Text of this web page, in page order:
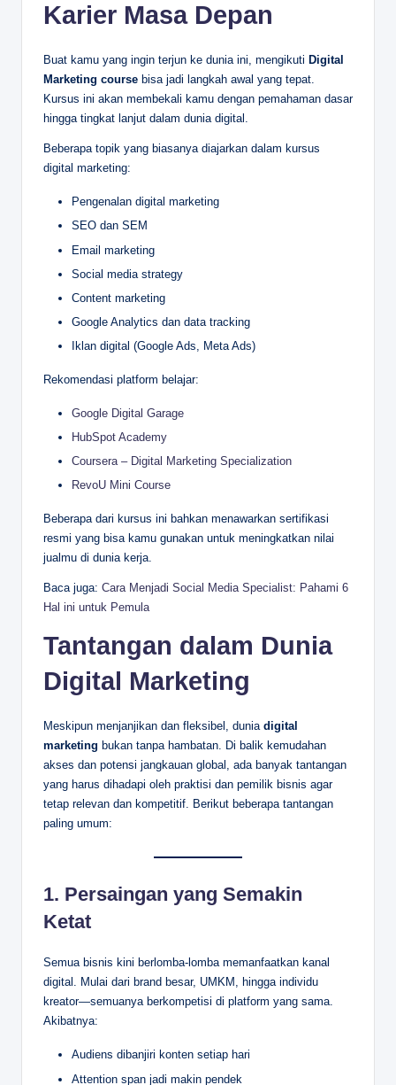
Karier Masa Depan
Buat kamu yang ingin terjun ke dunia ini, mengikuti Digital
Marketing course bisa jadi langkah awal yang tepat.
Kursus ini akan membekali kamu dengan pemahaman dasar
hingga tingkat lanjut dalam dunia digital.
Beberapa topik yang biasanya diajarkan dalam kursus
digital marketing:
Pengenalan digital marketing
SEO dan SEM
Email marketing
Social media strategy
Content marketing
Google Analytics dan data tracking
Iklan digital (Google Ads, Meta Ads)
Rekomendasi platform belajar:
Google Digital Garage
HubSpot Academy
Coursera – Digital Marketing Specialization
RevoU Mini Course
Beberapa dari kursus ini bahkan menawarkan sertifikasi
resmi yang bisa kamu gunakan untuk meningkatkan nilai
jualmu di dunia kerja.
Baca juga: Cara Menjadi Social Media Specialist: Pahami 6
Hal ini untuk Pemula
Tantangan dalam Dunia
Digital Marketing
Meskipun menjanjikan dan fleksibel, dunia digital
marketing bukan tanpa hambatan. Di balik kemudahan
akses dan potensi jangkauan global, ada banyak tantangan
yang harus dihadapi oleh praktisi dan pemilik bisnis agar
tetap relevan dan kompetitif. Berikut beberapa tantangan
paling umum:
1. Persaingan yang Semakin
Ketat
Semua bisnis kini berlomba-lomba memanfaatkan kanal
digital. Mulai dari brand besar, UMKM, hingga individu
kreator—semuanya berkompetisi di platform yang sama.
Akibatnya:
Audiens dibanjiri konten setiap hari
Attention span jadi makin pendek